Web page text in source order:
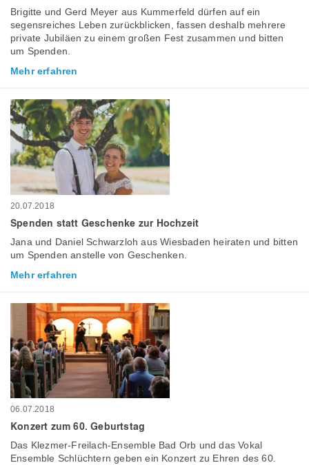
Brigitte und Gerd Meyer aus Kummerfeld dürfen auf ein
segensreiches Leben zurückblicken, fassen deshalb mehrere
private Jubiläen zu einem großen Fest zusammen und bitten
um Spenden.
Mehr erfahren
20.07.2018
Spenden statt Geschenke zur Hochzeit
Jana und Daniel Schwarzloh aus Wiesbaden heiraten und bitten
um Spenden anstelle von Geschenken.
Mehr erfahren
06.07.2018
Konzert zum 60. Geburtstag
Das Klezmer-Freilach-Ensemble Bad Orb und das Vokal
Ensemble Schlüchtern geben ein Konzert zu Ehren des 60.